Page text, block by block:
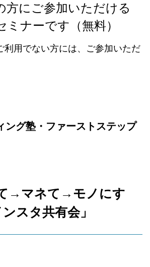
方にご参加いただける
ミナーです（無料）
利用でない方には、ご参加いただ
ング塾・ファーストステップ
→マネて→モノにす
スタ共有会」